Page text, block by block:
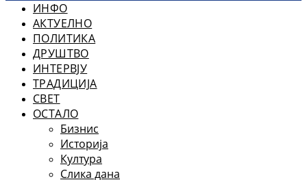
ИНФО
АКТУЕЛНО
ПОЛИТИКА
ДРУШТВО
ИНТЕРВЈУ
ТРАДИЦИЈА
СВЕТ
ОСТАЛО
Бизнис
Историја
Култура
Слика дана